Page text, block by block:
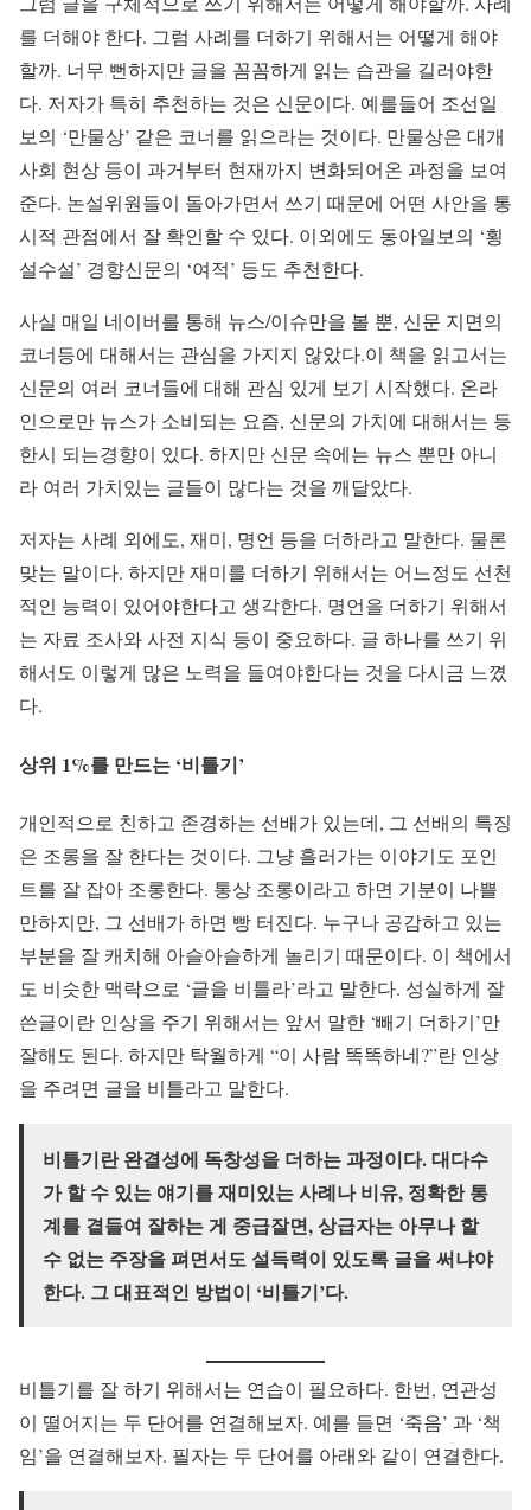
를 더해야 한다. 그럼 사례를 더하기 위해서는 어떻게 해야
할까. 너무 뻔하지만 글을 꼼꼼하게 읽는 습관을 길러야한
다. 저자가 특히 추천하는 것은 신문이다. 예를들어 조선일
보의 ‘만물상’ 같은 코너를 읽으라는 것이다. 만물상은 대개
사회 현상 등이 과거부터 현재까지 변화되어온 과정을 보여
준다. 논설위원들이 돌아가면서 쓰기 때문에 어떤 사안을 통
시적 관점에서 잘 확인할 수 있다. 이외에도 동아일보의 ‘횡
설수설’ 경향신문의 ‘여적’ 등도 추천한다.
사실 매일 네이버를 통해 뉴스/이슈만을 볼 뿐, 신문 지면의
코너등에 대해서는 관심을 가지지 않았다.이 책을 읽고서는
신문의 여러 코너들에 대해 관심 있게 보기 시작했다. 온라
인으로만 뉴스가 소비되는 요즘, 신문의 가치에 대해서는 등
한시 되는경향이 있다. 하지만 신문 속에는 뉴스 뿐만 아니
라 여러 가치있는 글들이 많다는 것을 깨달았다.
저자는 사례 외에도, 재미, 명언 등을 더하라고 말한다. 물론
맞는 말이다. 하지만 재미를 더하기 위해서는 어느정도 선천
적인 능력이 있어야한다고 생각한다. 명언을 더하기 위해서
는 자료 조사와 사전 지식 등이 중요하다. 글 하나를 쓰기 위
해서도 이렇게 많은 노력을 들여야한다는 것을 다시금 느꼈
다.
상위 1%를 만드는 ‘비틀기’
개인적으로 친하고 존경하는 선배가 있는데, 그 선배의 특징
은 조롱을 잘 한다는 것이다. 그냥 흘러가는 이야기도 포인
트를 잘 잡아 조롱한다. 통상 조롱이라고 하면 기분이 나쁠
만하지만, 그 선배가 하면 빵 터진다. 누구나 공감하고 있는
부분을 잘 캐치해 아슬아슬하게 놀리기 때문이다. 이 책에서
도 비슷한 맥락으로 ‘글을 비틀라’라고 말한다. 성실하게 잘
쓴글이란 인상을 주기 위해서는 앞서 말한 ‘빼기 더하기’만
잘해도 된다. 하지만 탁월하게 “이 사람 똑똑하네?”란 인상
을 주려면 글을 비틀라고 말한다.
비틀기란 완결성에 독창성을 더하는 과정이다. 대다수
가 할 수 있는 얘기를 재미있는 사례나 비유, 정확한 통
계를 곁들여 잘하는 게 중급잘면, 상급자는 아무나 할
수 없는 주장을 펴면서도 설득력이 있도록 글을 써냐야
한다. 그 대표적인 방법이 ‘비틀기’다.
비틀기를 잘 하기 위해서는 연습이 필요하다. 한번, 연관성
이 떨어지는 두 단어를 연결해보자. 예를 들면 ‘죽음’ 과 ‘책
임’을 연결해보자. 필자는 두 단어를 아래와 같이 연결한다.